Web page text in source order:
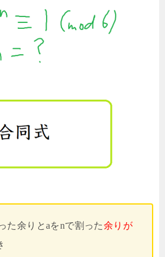
た余りとaをnで割った余りが